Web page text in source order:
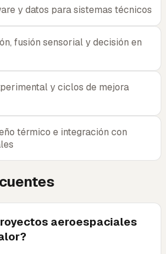
y datos para sistemas técnicos
fusión sensorial y decisión en
y ciclos de mejora
térmico e integración con
aeroespaciales